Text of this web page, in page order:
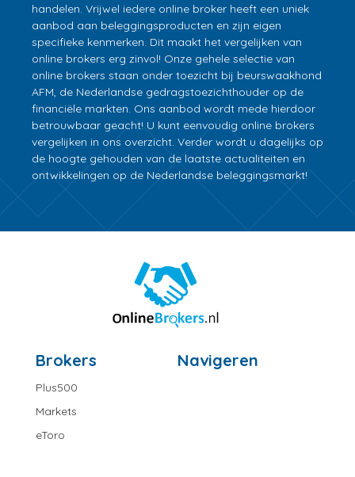
handelen. Vrijwel iedere online broker heeft een uniek
aanbod aan beleggingsproducten en zijn eigen
specifieke kenmerken. Dit maakt het vergelijken van
online brokers erg zinvol! Onze gehele selectie van
online brokers staan onder toezicht bij beurswaakhond
AFM, de Nederlandse gedragstoezichthouder op de
financiële markten. Ons aanbod wordt mede hierdoor
betrouwbaar geacht! U kunt eenvoudig online brokers
vergelijken in ons overzicht. Verder wordt u dagelijks op
de hoogte gehouden van de laatste actualiteiten en
ontwikkelingen op de Nederlandse beleggingsmarkt!
Brokers
Plus500
Markets
eToro
Navigeren